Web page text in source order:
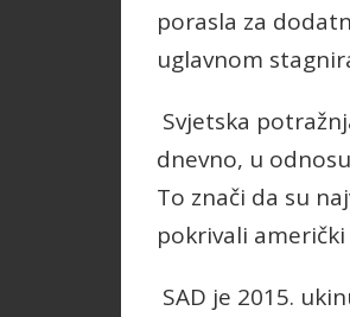
porasla za
uglavnom
Svjetska
dnevno, u
To znači da su
pokrivali
SAD je 2015.